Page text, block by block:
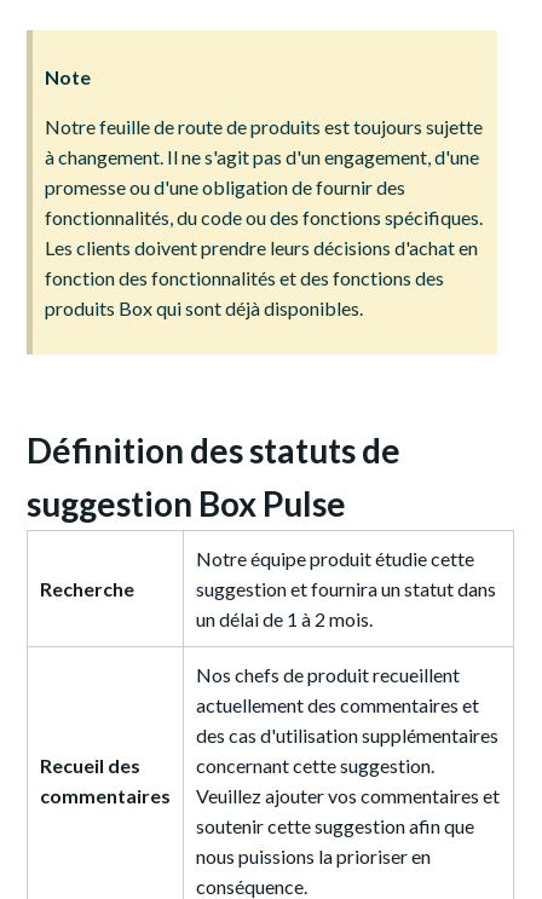
Note
Notre feuille de route de produits est toujours sujette
à changement. Il ne s'agit pas d'un engagement, d'une
promesse ou d'une obligation de fournir des
fonctionnalités, du code ou des fonctions spécifiques.
Les clients doivent prendre leurs décisions d'achat en
fonction des fonctionnalités et des fonctions des
produits Box qui sont déjà disponibles.
Définition des statuts de
suggestion Box Pulse
Recherche
Notre équipe produit étudie cette
suggestion et fournira un statut dans
un délai de 1 à 2 mois.
Recueil des
commentaires
Nos chefs de produit recueillent
actuellement des commentaires et
des cas d'utilisation supplémentaires
concernant cette suggestion.
Veuillez ajouter vos commentaires et
soutenir cette suggestion afin que
nous puissions la prioriser en
conséquence.